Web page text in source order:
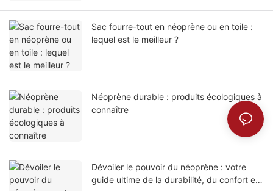
Sac fourre-tout en néoprène ou en toile :
lequel est le meilleur ?
Néoprène durable : produits écologiques à
connaître
Dévoiler le pouvoir du néoprène : votre
guide ultime de la durabilité, du confort et